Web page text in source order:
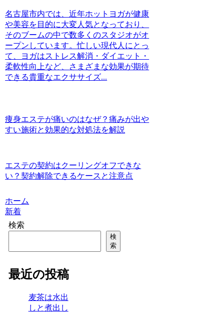
名古屋市内では、近年ホットヨガが健康
や美容を目的に大変人気となっており、
そのブームの中で数多くのスタジオがオ
ープンしています。忙しい現代人にとっ
て、ヨガはストレス解消・ダイエット・
柔軟性向上など、さまざまな効果が期待
できる貴重なエクササイズ...
痩身エステが痛いのはなぜ？痛みが出や
すい施術と効果的な対処法を解説
エステの契約はクーリングオフできな
い？契約解除できるケースと注意点
ホーム
新着
検索
検
索
最近の投稿
麦茶は水出
しと煮出し